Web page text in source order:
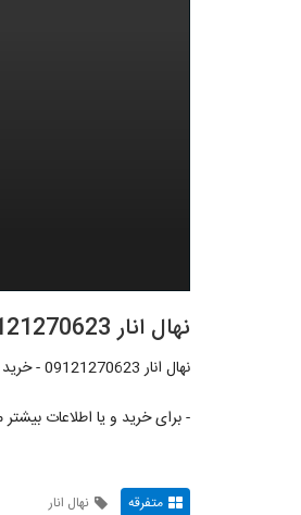
نهال انار 09121270623 - خرید نهال انار - فروش نهال انار - قیمت نهال انار
نهال انار 09121270623 - خرید نهال انار - فروش نهال انار - قیمت نهال انار
- برای خرید و یا اطلاعات
متفرقه نهال انار